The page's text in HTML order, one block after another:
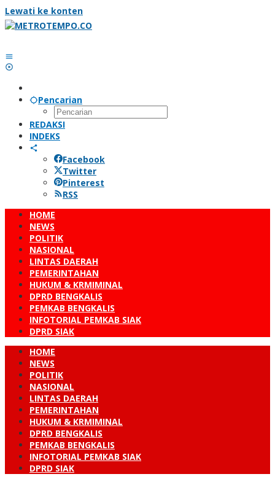
Lewati ke konten
Pencarian
REDAKSI
INDEKS
Facebook
Twitter
Pinterest
RSS
HOME
NEWS
POLITIK
NASIONAL
LINTAS DAERAH
PEMERINTAHAN
HUKUM & KRMIMINAL
DPRD BENGKALIS
PEMKAB BENGKALIS
INFOTORIAL PEMKAB SIAK
DPRD SIAK
HOME
NEWS
POLITIK
NASIONAL
LINTAS DAERAH
PEMERINTAHAN
HUKUM & KRMIMINAL
DPRD BENGKALIS
PEMKAB BENGKALIS
INFOTORIAL PEMKAB SIAK
DPRD SIAK